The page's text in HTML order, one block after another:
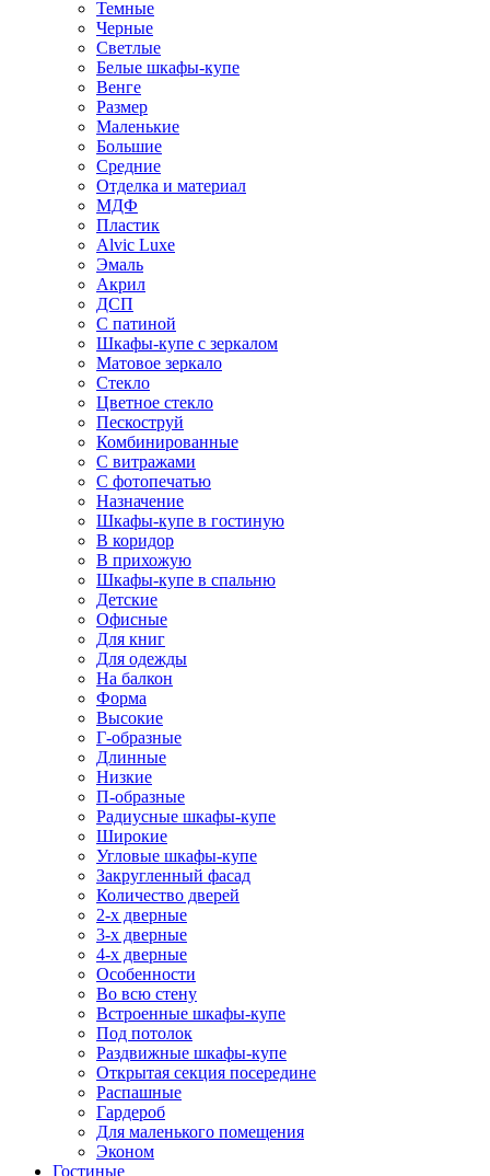
Темные
Черные
Светлые
Белые шкафы-купе
Венге
Размер
Маленькие
Большие
Средние
Отделка и материал
МДФ
Пластик
Alvic Luxe
Эмаль
Акрил
ДСП
С патиной
Шкафы-купе с зеркалом
Матовое зеркало
Стекло
Цветное стекло
Пескоструй
Комбинированные
С витражами
С фотопечатью
Назначение
Шкафы-купе в гостиную
В коридор
В прихожую
Шкафы-купе в спальню
Детские
Офисные
Для книг
Для одежды
На балкон
Форма
Высокие
Г-образные
Длинные
Низкие
П-образные
Радиусные шкафы-купе
Широкие
Угловые шкафы-купе
Закругленный фасад
Количество дверей
2-х дверные
3-х дверные
4-х дверные
Особенности
Во всю стену
Встроенные шкафы-купе
Под потолок
Раздвижные шкафы-купе
Открытая секция посередине
Распашные
Гардероб
Для маленького помещения
Эконом
Гостиные